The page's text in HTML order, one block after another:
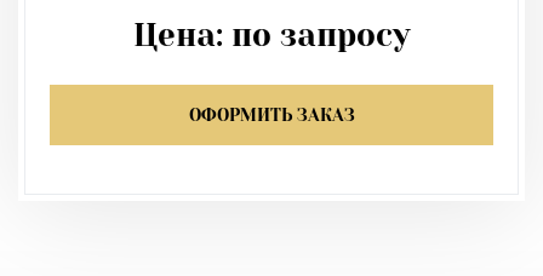
Цена: по запросу
ОФОРМИТЬ ЗАКАЗ